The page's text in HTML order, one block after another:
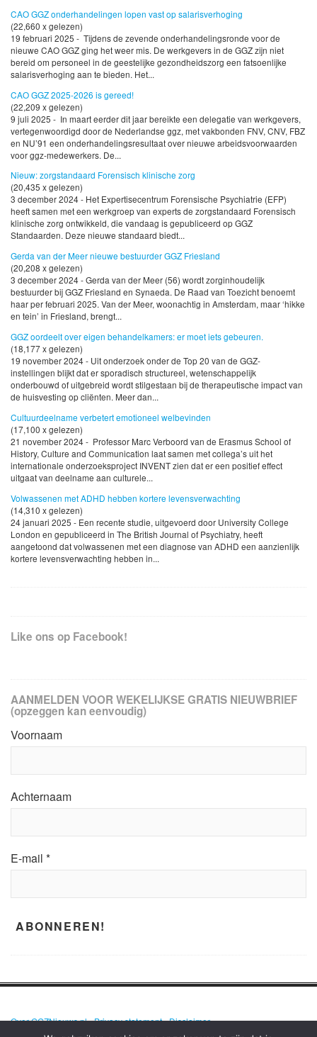
CAO GGZ onderhandelingen lopen vast op salarisverhoging
(22,660 x gelezen)
19 februari 2025 - Tijdens de zevende onderhandelingsronde voor de
nieuwe CAO GGZ ging het weer mis. De werkgevers in de GGZ zijn niet
bereid om personeel in de geestelijke gezondheidszorg een fatsoenlijke
salarisverhoging aan te bieden. Het...
CAO GGZ 2025-2026 is gereed!
(22,209 x gelezen)
9 juli 2025 - In maart eerder dit jaar bereikte een delegatie van werkgevers,
vertegenwoordigd door de Nederlandse ggz, met vakbonden FNV, CNV, FBZ
en NU’91 een onderhandelingsresultaat over nieuwe arbeidsvoorwaarden
voor ggz-medewerkers. De...
Nieuw: zorgstandaard Forensisch klinische zorg
(20,435 x gelezen)
3 december 2024 - Het Expertisecentrum Forensische Psychiatrie (EFP)
heeft samen met een werkgroep van experts de zorgstandaard Forensisch
klinische zorg ontwikkeld, die vandaag is gepubliceerd op GGZ
Standaarden. Deze nieuwe standaard biedt...
Gerda van der Meer nieuwe bestuurder GGZ Friesland
(20,208 x gelezen)
3 december 2024 - Gerda van der Meer (56) wordt zorginhoudelijk
bestuurder bij GGZ Friesland en Synaeda. De Raad van Toezicht benoemt
haar per februari 2025. Van der Meer, woonachtig in Amsterdam, maar ‘hikke
en tein’ in Friesland, brengt...
GGZ oordeelt over eigen behandelkamers: er moet iets gebeuren.
(18,177 x gelezen)
19 november 2024 - Uit onderzoek onder de Top 20 van de GGZ-
instellingen blijkt dat er sporadisch structureel, wetenschappelijk
onderbouwd of uitgebreid wordt stilgestaan bij de therapeutische impact van
de huisvesting op cliënten. Meer dan...
Cultuurdeelname verbetert emotioneel welbevinden
(17,100 x gelezen)
21 november 2024 - Professor Marc Verboord van de Erasmus School of
History, Culture and Communication laat samen met collega’s uit het
internationale onderzoeksproject INVENT zien dat er een positief effect
uitgaat van deelname aan culturele...
Volwassenen met ADHD hebben kortere levensverwachting
(14,310 x gelezen)
24 januari 2025 - Een recente studie, uitgevoerd door University College
London en gepubliceerd in The British Journal of Psychiatry, heeft
aangetoond dat volwassenen met een diagnose van ADHD een aanzienlijk
kortere levensverwachting hebben in...
Like ons op Facebook!
AANMELDEN VOOR WEKELIJKSE GRATIS NIEUWBRIEF
(opzeggen kan eenvoudig)
Voornaam
Achternaam
E-mail *
Over GGZNieuws.nl•Privacy statement•Disclaimer